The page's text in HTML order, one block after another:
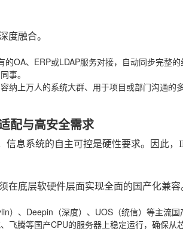
度融合。
的OA、ERP或LDAP服务对接，自动同步完整
事。
纳上万人的系统大群、用于项目或部门沟通
配与高安全需求
信息系统的自主可控是硬性要求。因此，
在底层软硬件层面实现全面的国产化兼容
）、Deepin（深度）、UOS（统信）等主流国
飞腾等国产CPU的服务器上稳定运行，确保从